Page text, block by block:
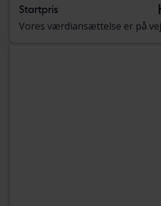
Startpris
Vores værdiansættelse er på vej